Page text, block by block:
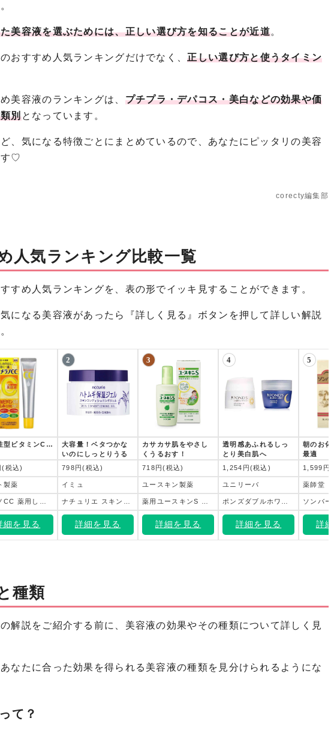
美容液を選ぶためには、正しい選び方を知ることが近道。
おすすめ人気ランキングだけでなく、正しい選び方と使うタイミン
美容液のランキングは、 プチプラ・デパコス・美白などの効果や価
別となっています。
、気になる特徴ごとにまとめているので、あなたにピッタリの美容
す♡
corecty編集部
人気ランキング比較一覧
すめ人気ランキングを、表の形でイッキ見することができます。
になる美容液があったら『詳しく見る』ボタンを押して詳しい解説
型ビタミンC」
(税込)
製薬
細を見る
2
大容量！ベタつかな
いのにしっとりうる
おう美容液
798円(税込)
イミュ
詳細を見る
3
カサカサ肌をやさし
くうるおす！
718円(税込)
ユースキン製薬
詳細を見る
4
透明感あふれるしっ
とり美白肌へ
1,254円(税込)
ユニリーバ
詳細を見る
5
朝のお
最適
1,599円
薬師堂
詳
種類
解説をご紹介する前に、美容液の効果やその種類について詳しく見
なたに合った効果を得られる美容液の種類を見分けられるようにな
て？